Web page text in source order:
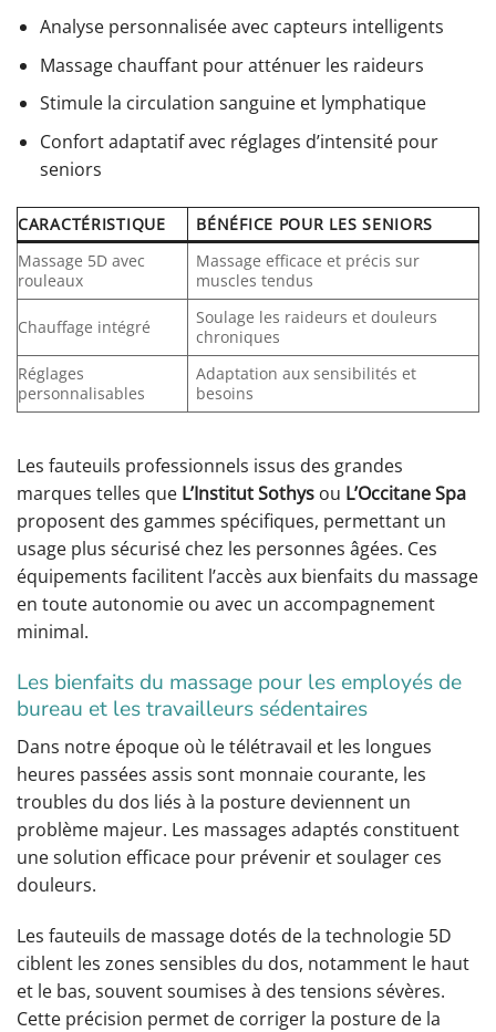
Analyse personnalisée avec capteurs intelligents
Massage chauffant pour atténuer les raideurs
Stimule la circulation sanguine et lymphatique
Confort adaptatif avec réglages d’intensité pour
seniors
CARACTÉRISTIQUE
BÉNÉFICE POUR LES SENIORS
Massage 5D avec
rouleaux
Massage efficace et précis sur
muscles tendus
Chauffage intégré
Soulage les raideurs et douleurs
chroniques
Réglages
personnalisables
Adaptation aux sensibilités et
besoins
Les fauteuils professionnels issus des grandes
marques telles que L’Institut Sothys ou L’Occitane Spa
proposent des gammes spécifiques, permettant un
usage plus sécurisé chez les personnes âgées. Ces
équipements facilitent l’accès aux bienfaits du massage
en toute autonomie ou avec un accompagnement
minimal.
Les bienfaits du massage pour les employés de
bureau et les travailleurs sédentaires
Dans notre époque où le télétravail et les longues
heures passées assis sont monnaie courante, les
troubles du dos liés à la posture deviennent un
problème majeur. Les massages adaptés constituent
une solution efficace pour prévenir et soulager ces
douleurs.
Les fauteuils de massage dotés de la technologie 5D
ciblent les zones sensibles du dos, notamment le haut
et le bas, souvent soumises à des tensions sévères.
Cette précision permet de corriger la posture de la